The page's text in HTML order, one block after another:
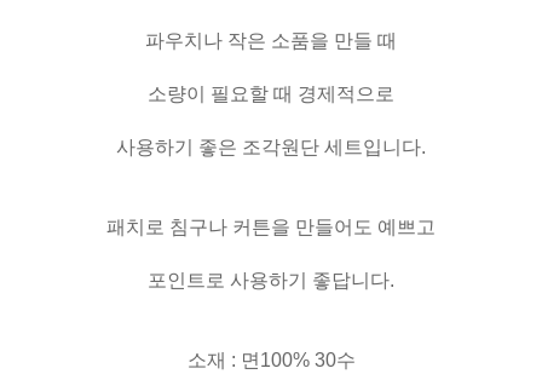
파우치나 작은 소품을 만들 때
소량이 필요할 때 경제적으로
사용하기 좋은 조각원단 세트입니다.
패치로 침구나 커튼을 만들어도 예쁘고
포인트로 사용하기 좋답니다.
소재 : 면100% 30수